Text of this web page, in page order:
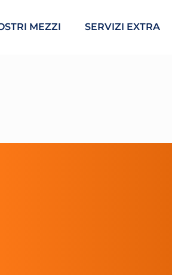
MEZZI SERVIZI EXTRA